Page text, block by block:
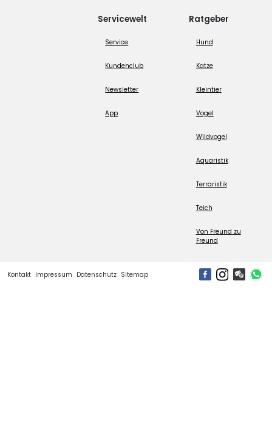
Servicewelt
Service
Kundenclub
Newsletter
App
Ratgeber
Hund
Katze
Kleintier
Vogel
Wildvogel
Aquaristik
Terraristik
Teich
Von Freund zu
Freund
Kontakt Impressum Datenschutz Sitemap